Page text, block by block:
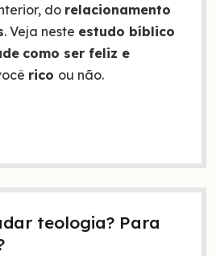
do relacionamento
. Veja neste estudo bíblico
como ser feliz e
rico ou não.
teologia? Para